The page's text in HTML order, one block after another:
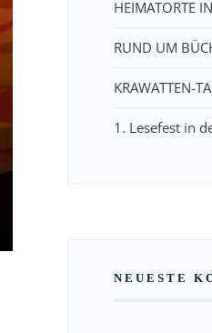
HEIMATORTE
RUND UM
KRAWATTEN-
1. Lesefest in
NEUESTE